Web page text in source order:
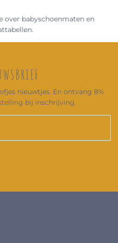
over babyschoenmaten en
nieuwtjes. En ontvang 8%
bij inschrijving.